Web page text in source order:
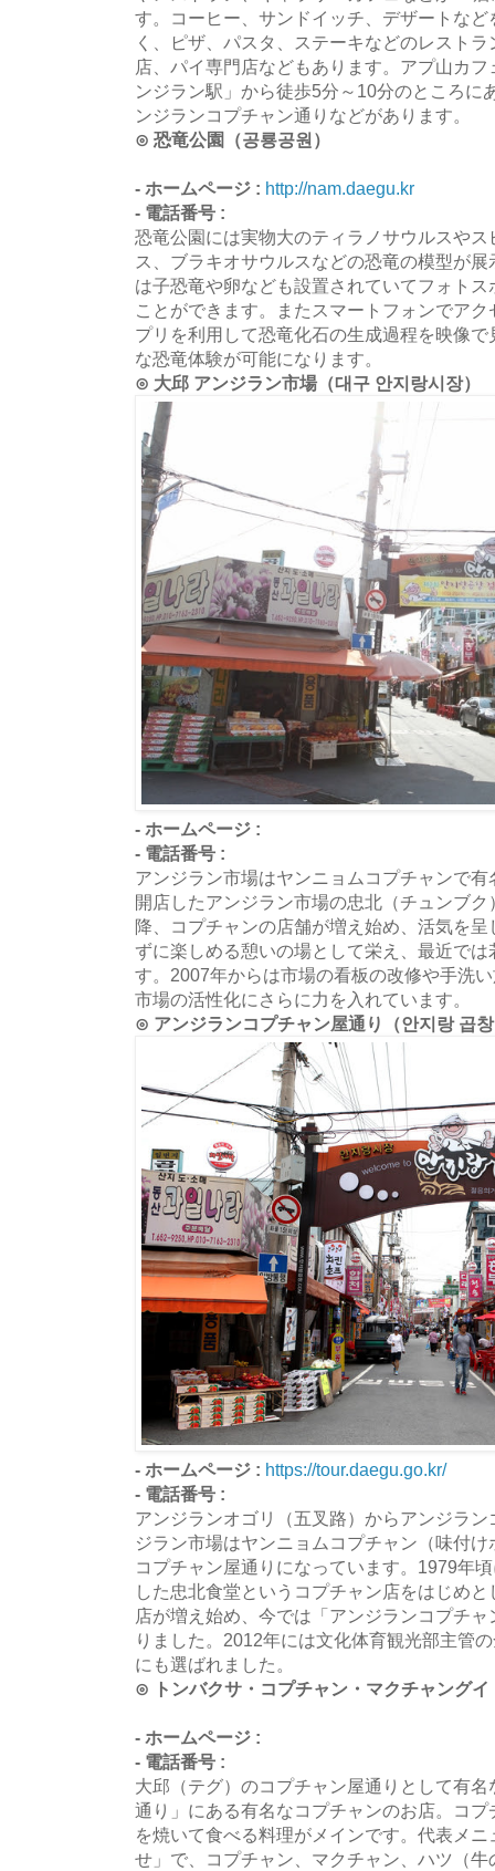
す。コーヒー、サンドイッチ、デザートな
く、ピザ、パスタ、ステーキなどのレスト
店、パイ専門店などもあります。アプ山カ
ンジラン駅」から徒歩5分～10分のところに
ンジランコプチャン通りなどがあります。
⊙ 恐竜公園（공룡공원）
- ホームページ : http://nam.daegu.kr
- 電話番号 :
恐竜公園には実物大のティラノサウルスや
ス、ブラキオサウルスなどの恐竜の模型が
は子恐竜や卵なども設置されていてフォト
ことができます。またスマートフォンでア
プリを利用して恐竜化石の生成過程を映像
な恐竜体験が可能になります。
⊙ 大邱 アンジラン市場（대구 안지랑시장）
- ホームページ :
- 電話番号 :
アンジラン市場はヤンニョムコプチャンで
開店したアンジラン市場の忠北（チュンブ
降、コプチャンの店舗が増え始め、活気を
ずに楽しめる憩いの場として栄え、最近で
す。2007年からは市場の看板の改修や手洗
市場の活性化にさらに力を入れています。
⊙ アンジランコプチャン屋通り（안지랑 곱
- ホームページ : https://tour.daegu.go.kr/
- 電話番号 :
アンジランオゴリ（五叉路）からアンジラ
ジラン市場はヤンニョムコプチャン（味付
コプチャン屋通りになっています。1979年
した忠北食堂というコプチャン店をはじめ
店が増え始め、今では「アンジランコプチ
りました。2012年には文化体育観光部主管
にも選ばれました。
⊙ トンバクサ・コプチャン・マクチャング
- ホームページ :
- 電話番号 :
大邱（テグ）のコプチャン屋通りとして有
通り」にある有名なコプチャンのお店。コ
を焼いて食べる料理がメインです。代表メ
せ」で、コプチャン、マクチャン、ハツ（